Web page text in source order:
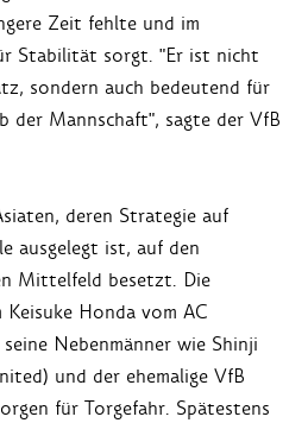
Zeit fehlte und im
Stabilität sorgt. "Er ist nicht
sondern auch bedeutend für
der Mannschaft", sagte der VfB
deren Strategie auf
ausgelegt ist, auf den
Mittelfeld besetzt. Die
Honda vom AC
Nebenmänner wie Shinji
und der ehemalige VfB
für Torgefahr. Spätestens